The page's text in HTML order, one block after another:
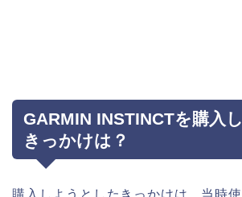
GARMIN INSTINCTを購入
きっかけは？